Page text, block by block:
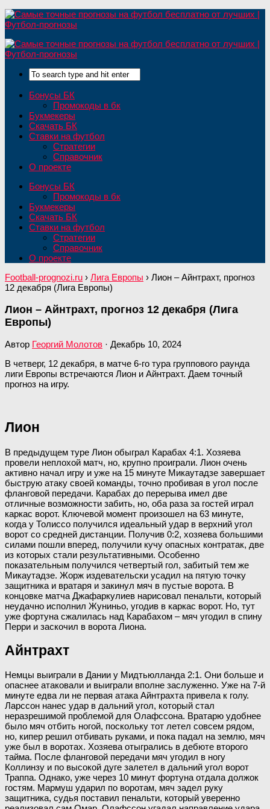
Бонусы БК
Промокоды в бк
Букмекеры
Скачать БК
Ставки на футбол
Стратегии
Справочник
О проекте
Бонусы БК
Промокоды в бк
Букмекеры
Скачать БК
Ставки на футбол
Стратегии
Справочник
О проекте
Football-prognozi.ru › Лига Европы › Лион – Айнтрахт, прогноз
12 декабря (Лига Европы)
Лион – Айнтрахт, прогноз 12 декабря (Лига
Европы)
Автор Георгий Молотов · Декабрь 10, 2024
В четверг, 12 декабря, в матче 6-го тура группового раунда
лиги Европы встречаются Лион и Айнтрахт. Даем точный
прогноз на игру.
Лион
В предыдущем туре Лион обыграл Карабах 4:1. Хозяева
провели неплохой матч, но, крупно проиграли. Лион очень
активно начал игру и уже на 15 минуте Микаутадзе завершает
быструю атаку своей команды, точно пробивая в угол после
фланговой передачи. Карабах до перерыва имел две
отличные возможности забить, но, оба раза за гостей играл
каркас ворот. Ключевой момент произошел на 63 минуте,
когда у Толиссо получился идеальный удар в верхний угол
ворот со средней дистанции. Получив 0:2, хозяева большими
силами пошли вперед, получили кучу опасных контратак, две
из которых стали результативными. Особенно
показательным получился четвертый гол, забитый тем же
Микаутадзе. Жорж издевательски усадил на пятую точку
защитника и вратаря и закинул мяч в пустые ворота. В
концовке матча Джафаркулиев нарисовал пенальти, который
неудачно исполнил Жуниньо, угодив в каркас ворот. Но, тут
уже фортуна сжалилась над Карабахом – мяч угодил в спину
Перри и заскочил в ворота Лиона.
Айнтрахт
Немцы выиграли в Дании у Мидтьюлланда 2:1. Они больше и
опаснее атаковали и выиграли вполне заслуженно. Уже на 7-й
минуте едва ли не первая атака Айнтрахта привела к голу.
Ларссон нанес удар в дальний угол, который стал
неразрешимой проблемой для Олафссона. Вратарю удобнее
было мяч отбить ногой, поскольку тот летел совсем рядом,
но, кипер решил отбивать руками, и пока падал на землю, мяч
уже был в воротах. Хозяева отыгрались в дебюте второго
тайма. После фланговой передачи мяч угодил в ногу
Коллинзу и по высокой дуге залетел в дальний угол ворот
Траппа. Однако, уже через 10 минут фортуна отдала должок
гостям. Мармуш ударил по воротам, мяч задел руку
защитника, судья поставил пенальти, который уверенно